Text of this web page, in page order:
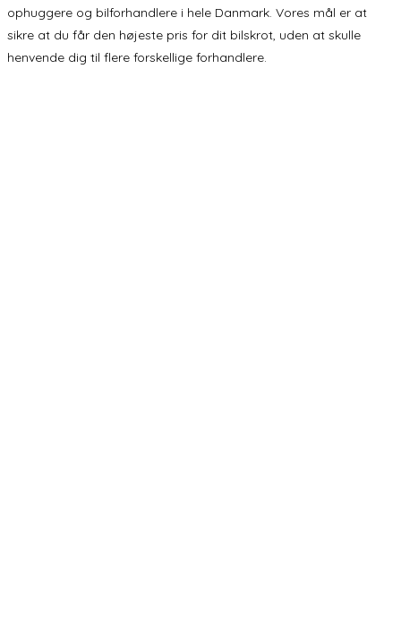
ophuggere og bilforhandlere i hele Danmark. Vores mål er at
sikre at du får den højeste pris for dit bilskrot, uden at skulle
henvende dig til flere forskellige forhandlere.